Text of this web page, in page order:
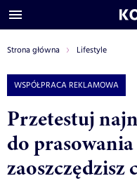
Strona główna Lifestyle
WSPÓŁPRACA REKLAMOWA
Przetestuj
do
zaoszczędzisz